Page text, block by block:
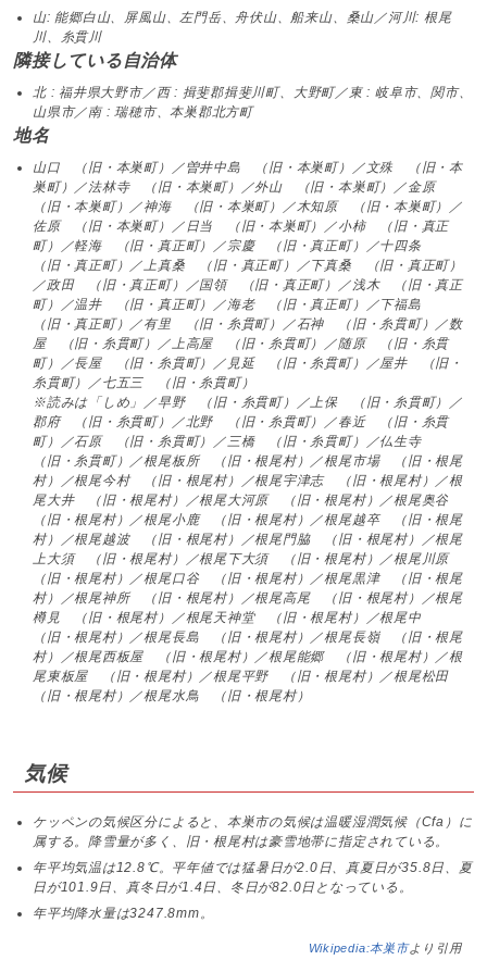
山: 能郷白山、屏風山、左門岳、舟伏山、船来山、桑山／河川: 根尾
川、糸貫川
隣接している自治体
北 : 福井県大野市／西 : 揖斐郡揖斐川町、大野町／東 : 岐阜市、関市、
山県市／南 : 瑞穂市、本巣郡北方町
地名
山口 （旧・本巣町）／曽井中島 （旧・本巣町）／文殊 （旧・本
巣町）／法林寺 （旧・本巣町）／外山 （旧・本巣町）／金原
（旧・本巣町）／神海 （旧・本巣町）／木知原 （旧・本巣町）／
佐原 （旧・本巣町）／日当 （旧・本巣町）／小柿 （旧・真正
町）／軽海 （旧・真正町）／宗慶 （旧・真正町）／十四条
（旧・真正町）／上真桑 （旧・真正町）／下真桑 （旧・真正町）
／政田 （旧・真正町）／国領 （旧・真正町）／浅木 （旧・真正
町）／温井 （旧・真正町）／海老 （旧・真正町）／下福島
（旧・真正町）／有里 （旧・糸貫町）／石神 （旧・糸貫町）／数
屋 （旧・糸貫町）／上高屋 （旧・糸貫町）／随原 （旧・糸貫
町）／長屋 （旧・糸貫町）／見延 （旧・糸貫町）／屋井 （旧・
糸貫町）／七五三 （旧・糸貫町）
※読みは「しめ」／早野 （旧・糸貫町）／上保 （旧・糸貫町）／
郡府 （旧・糸貫町）／北野 （旧・糸貫町）／春近 （旧・糸貫
町）／石原 （旧・糸貫町）／三橋 （旧・糸貫町）／仏生寺
（旧・糸貫町）／根尾板所 （旧・根尾村）／根尾市場 （旧・根尾
村）／根尾今村 （旧・根尾村）／根尾宇津志 （旧・根尾村）／根
尾大井 （旧・根尾村）／根尾大河原 （旧・根尾村）／根尾奥谷
（旧・根尾村）／根尾小鹿 （旧・根尾村）／根尾越卒 （旧・根尾
村）／根尾越波 （旧・根尾村）／根尾門脇 （旧・根尾村）／根尾
上大須 （旧・根尾村）／根尾下大須 （旧・根尾村）／根尾川原
（旧・根尾村）／根尾口谷 （旧・根尾村）／根尾黒津 （旧・根尾
村）／根尾神所 （旧・根尾村）／根尾高尾 （旧・根尾村）／根尾
樽見 （旧・根尾村）／根尾天神堂 （旧・根尾村）／根尾中
（旧・根尾村）／根尾長島 （旧・根尾村）／根尾長嶺 （旧・根尾
村）／根尾西板屋 （旧・根尾村）／根尾能郷 （旧・根尾村）／根
尾東板屋 （旧・根尾村）／根尾平野 （旧・根尾村）／根尾松田
（旧・根尾村）／根尾水鳥 （旧・根尾村）
気候
ケッペンの気候区分によると、本巣市の気候は温暖湿潤気候（Cfa）に
属する。降雪量が多く、旧・根尾村は豪雪地帯に指定されている。
年平均気温は12.8℃。平年値では猛暑日が2.0日、真夏日が35.8日、夏
日が101.9日、真冬日が1.4日、冬日が82.0日となっている。
年平均降水量は3247.8mm。
Wikipedia:本巣市より引用